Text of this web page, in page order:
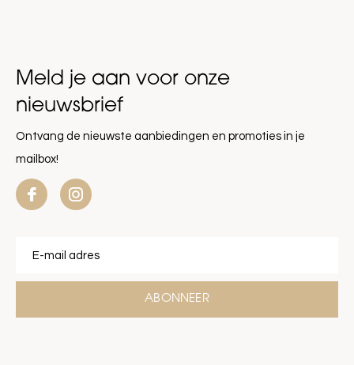
Meld je aan voor onze
nieuwsbrief
Ontvang de nieuwste aanbiedingen en promoties in je
mailbox!
ABONNEER